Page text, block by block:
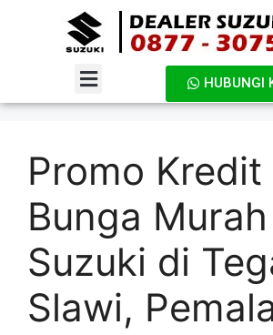
HUBUNGI
Promo Kredit
Bunga
Suzuki di
Slawi,